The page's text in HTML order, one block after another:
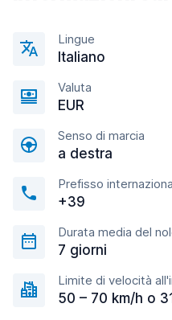
Lingue
Italiano
Valuta
EUR
Senso di marcia
a destra
Prefisso
+39
Durata media del
7 giorni
Limite di velocità
50 – 70 km/h o